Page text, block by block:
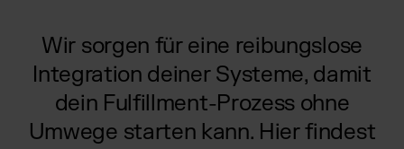
Seefracht
BRANCHENLÖSUNGEN:
Beauty & Kosmetik
Wähle deine passende Lösung
Fulfillment Preisliste
Unsere Standard-Preisliste als Download
Blog
Beiträge, Case Studies, News
Case Studies
Downloads
Kontakt DE
Wir sorgen für eine reibungslose
Integration deiner Systeme, damit
dein Fulfillment-Prozess ohne
Umwege starten kann. Hier findest